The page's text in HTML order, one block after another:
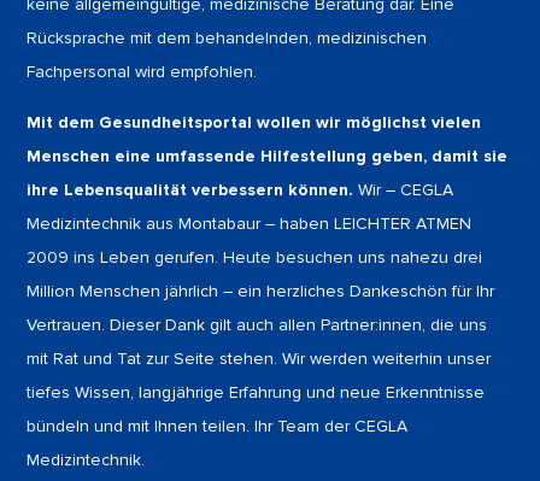
Rücksprache mit dem behandelnden, medizinischen
Fachpersonal wird empfohlen.
Mit dem Gesundheitsportal wollen wir möglichst vielen
Menschen eine umfassende Hilfestellung geben, damit sie
ihre Lebensqualität verbessern können. Wir – CEGLA
Medizintechnik aus Montabaur – haben LEICHTER ATMEN
2009 ins Leben gerufen. Heute besuchen uns nahezu drei
Million Menschen jährlich – ein herzliches Dankeschön für Ihr
Vertrauen. Dieser Dank gilt auch allen Partner:innen, die uns
mit Rat und Tat zur Seite stehen. Wir werden weiterhin unser
tiefes Wissen, langjährige Erfahrung und neue Erkenntnisse
bündeln und mit Ihnen teilen. Ihr Team der CEGLA
Medizintechnik.